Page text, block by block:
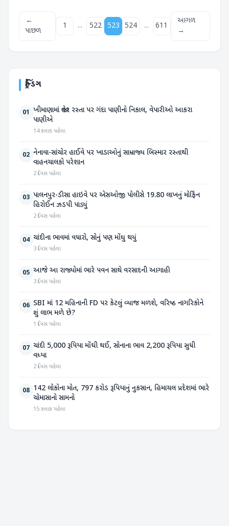
←
પાછળ
1 ... 522 523 524 ... 611
આગળ
→
ટ્રેન્ડિંગ
01 ખીમાણામાં જાહેર રસ્તા પર ગંદા પાણીનો નિકાલ, વેપારીઓ આકરા
પાણીએ
14 કલાક પહેલા
02 નેનાવા-સાંચોર હાઈવે પર ખાડાઓનું સામ્રાજ્ય બિસ્માર રસ્તાથી
વાહનચાલકો પરેશાન
2 દિવસ પહેલા
03 પાલનપુર-ડીસા હાઇવે પર એસઓજી પોલીસે 19.80 લાખનું મોર્ફિન
હિરોઈન ઝડપી પાડ્યું
2 દિવસ પહેલા
04 ચાંદીના ભાવમાં વધારો, સોનું પણ મોંઘુ થયું
3 દિવસ પહેલા
05 આજે આ રાજ્યોમાં ભારે પવન સાથે વરસાદની આગાહી
3 દિવસ પહેલા
06 SBI માં 12 મહિનાની FD પર કેટલું વ્યાજ મળશે, વરિષ્ઠ નાગરિકોને
શું લાભ મળે છે?
1 દિવસ પહેલા
07 ચાંદી 5,000 રૂપિયા મોંઘી થઈ, સોનાના ભાવ 2,200 રૂપિયા સુધી
વધ્યા
2 દિવસ પહેલા
08 142 લોકોના મોત, 797 કરોડ રૂપિયાનું નુકસાન, હિમાચલ પ્રદેશમાં ભારે
ચોમાસાનો સામનો
15 કલાક પહેલા